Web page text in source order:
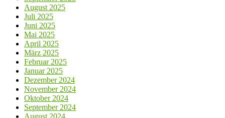
August 2025
Juli 2025
Juni 2025
Mai 2025
April 2025
März 2025
Februar 2025
Januar 2025
Dezember 2024
November 2024
Oktober 2024
September 2024
August 2024